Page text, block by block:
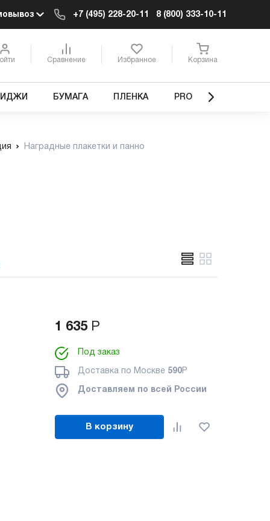
+7 (495) 228-20-11 8 (800) 333-10-11
Сравнение Избранное Корзина
БУМАГА ПЛЕНКА PRO
Наградные плакетки и панно
1 635 Р
Под заказ
Доставка по Москве 590Р
Доставляем по всей России
В корзину